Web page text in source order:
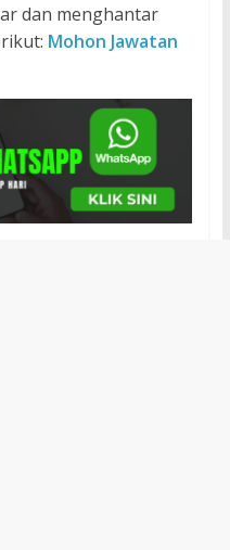
dan menghantar
Mohon Jawatan